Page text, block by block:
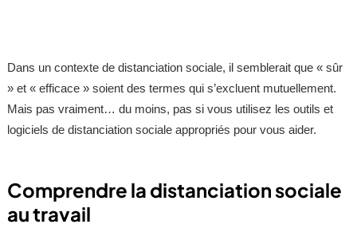
Dans un contexte de distanciation sociale, il semblerait que « sûr
» et « efficace » soient des termes qui s’excluent mutuellement.
Mais pas vraiment… du moins, pas si vous utilisez les outils et
logiciels de distanciation sociale appropriés pour vous aider.
Comprendre la distanciation sociale
au travail